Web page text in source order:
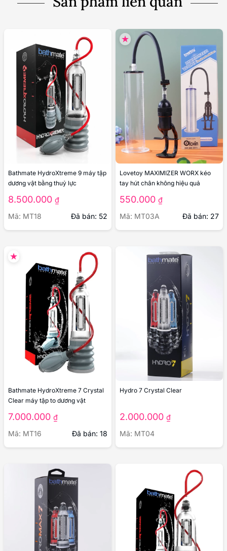
Bathmate HydroXtreme 9 máy tập
dương vật bằng thuỷ lực
8.500.000 ₫
Mã: MT18
Đã bán: 52
Lovetoy MAXIMIZER WORX kéo
tay hút chân không hiệu quả
550.000 ₫
Mã: MT03A
Đã bán: 27
Bathmate HydroXtreme 7 Crystal
Clear máy tập to dương vật
7.000.000 ₫
Mã: MT16
Đã bán: 18
Hydro 7 Crystal Clear
2.000.000 ₫
Mã: MT04